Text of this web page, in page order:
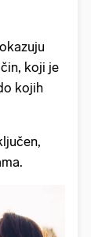
koji je
kojih